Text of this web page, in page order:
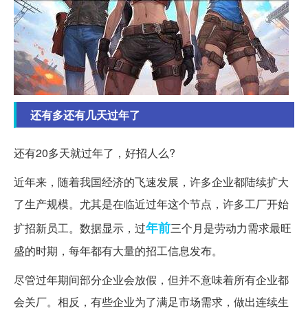
还有多还有几天过年了
还有20多天就过年了，好招人么?
近年来，随着我国经济的飞速发展，许多企业都陆续扩大
了生产规模。尤其是在临近过年这个节点，许多工厂开始
扩招新员工。数据显示，过年前三个月是劳动力需求最旺
盛的时期，每年都有大量的招工信息发布。
尽管过年期间部分企业会放假，但并不意味着所有企业都
会关厂。相反，有些企业为了满足市场需求，做出连续生